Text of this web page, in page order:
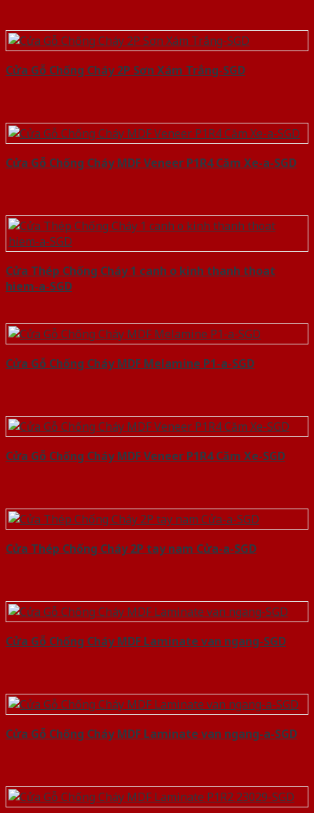
Cửa Gỗ Chống Cháy 2P Sơn Xám Trắng-SGD
Cửa Gỗ Chống Cháy MDF Veneer P1R4 Căm Xe-a-SGD
Cửa Thép Chống Cháy 1 canh o kinh thanh thoat
hiem-a-SGD
Cửa Gỗ Chống Cháy MDF Melamine P1-a-SGD
Cửa Gỗ Chống Cháy MDF Veneer P1R4 Căm Xe-SGD
Cửa Thép Chống Cháy 2P tay nam Cửa-a-SGD
Cửa Gỗ Chống Cháy MDF Laminate van ngang-SGD
Cửa Gỗ Chống Cháy MDF Laminate van ngang-a-SGD